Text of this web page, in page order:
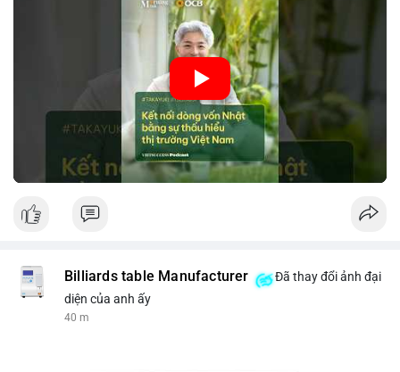
còn tạo ra động lực cho thị trường crypto địa phương khi các
nhà đầu tư đa quốc gia tìm kiếm cơ hội đa dạng. Các yếu tố
như chính sách tài chính Việt Nam, xu hướng đầu tư ESG, và
ổn định thị trường sẽ ảnh hưởng trực tiếp đến lưu lượng vốn
nhập khẩu từ Nhật Bản. Bài cũng nhấn mạnh vai trò của thông
tin thị trường chính xác trong việc giảm rủi ro khi kết nối các
thị trường khác nhau.
🎥 Xem video trực tiếp tại:
Billiards table Manufacturer
Đã thay đổi ảnh đại
diện của anh ấy
40 m